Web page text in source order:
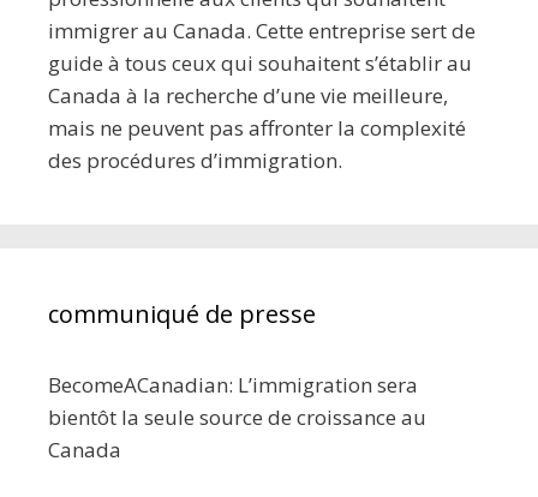
immigrer au Canada. Cette entreprise sert de
guide à tous ceux qui souhaitent s’établir au
Canada à la recherche d’une vie meilleure,
mais ne peuvent pas affronter la complexité
des procédures d’immigration.
communiqué de presse
BecomeACanadian: L’immigration sera
bientôt la seule source de croissance au
Canada